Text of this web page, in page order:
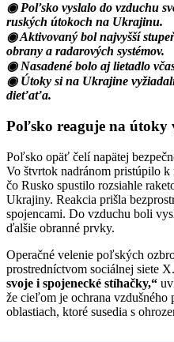
◉ Poľsko vyslalo do vzduchu
ruských útokoch na Ukrajinu.
◉ Aktivovaný bol najvyšší
obrany a radarových systémov.
◉ Nasadené bolo aj lietadlo
◉ Útoky si na Ukrajine
dieťaťa.
Poľsko reaguje na útoky
Poľsko opäť čelí napätej
Vo štvrtok nadránom pristúpilo
čo Rusko spustilo rozsiahle
Ukrajiny. Reakcia prišla
spojencami. Do vzduchu boli
ďalšie obranné prvky.
Operačné velenie poľských
prostredníctvom sociálnej siete X.
svoje i spojenecké stíhačky,“
že cieľom je ochrana vzdušného
oblastiach, ktoré susedia s